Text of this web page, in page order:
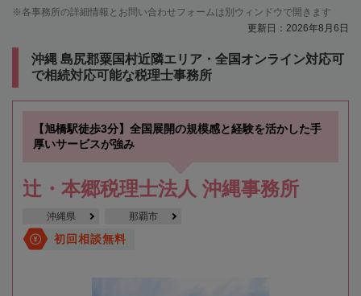
各事務所の詳細情報とお問い合わせフォームは別ウィンドウで開きます
更新日：2026年8月6日
沖縄 島尻郡粟国村近隣エリア・全国オンライン対応可
で相続対応可能な税理士事務所
【旭橋駅徒歩3分】全国展開の規模感と経験を活かした手
厚いサービスが強み
辻・本郷税理士法人 沖縄事務所
沖縄県 那覇市
初回相談無料